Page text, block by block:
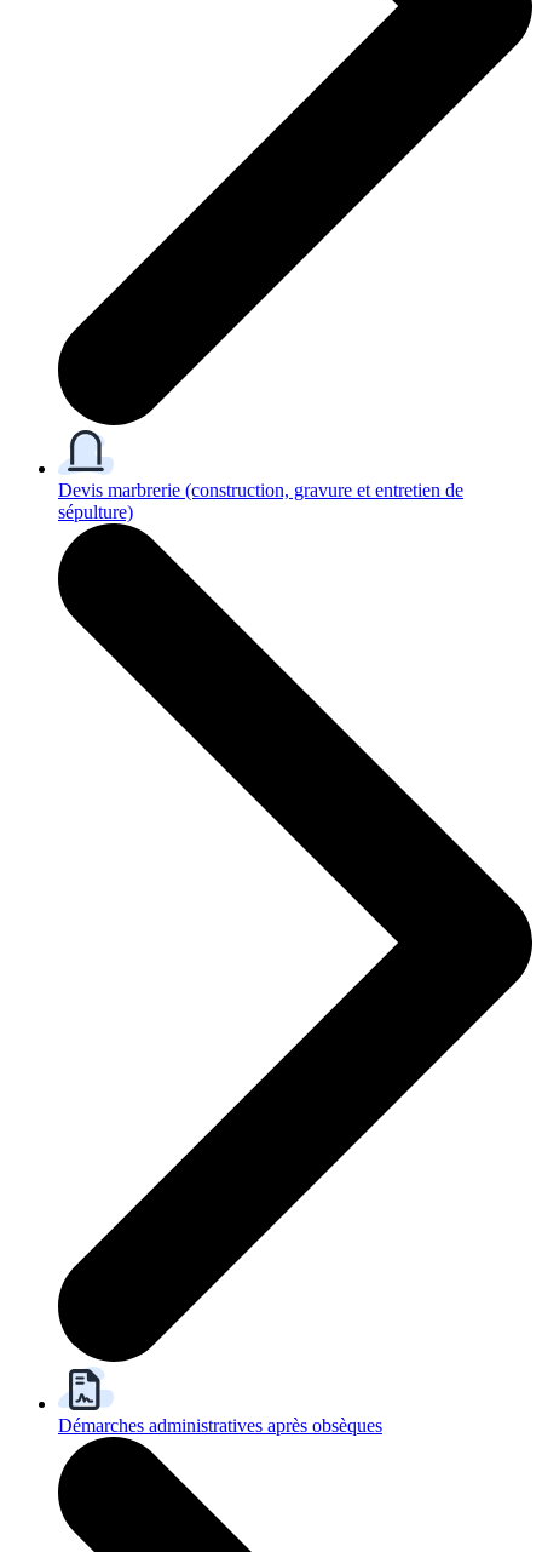
Devis marbrerie (construction, gravure et entretien de
sépulture)
Démarches administratives après obsèques